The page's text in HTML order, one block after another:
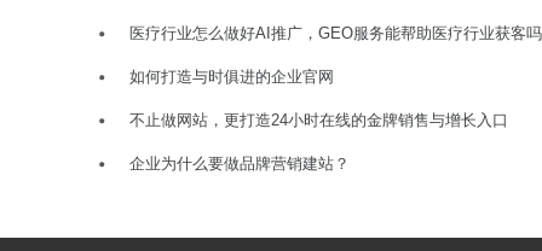
医疗行业怎么做好AI推广，GEO服务能帮助医疗行业获客
如何打造与时俱进的企业官网
不止做网站，更打造24小时在线的金牌销售与增长入口
企业为什么要做品牌营销建站？